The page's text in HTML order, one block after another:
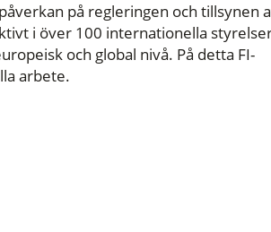
på regleringen och tillsynen
i över 100 internationella
och global nivå. På detta FI-
arbete.